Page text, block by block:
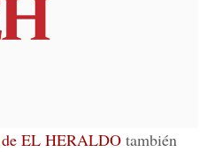
EL HERALDO también